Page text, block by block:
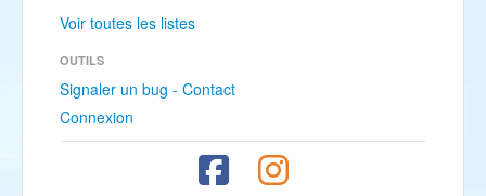
Voir toutes les listes
OUTILS
Signaler un bug - Contact
Connexion